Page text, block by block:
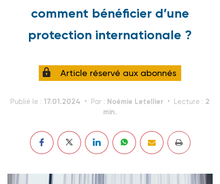
comment bénéficier d’une
protection internationale ?
Article réservé aux abonnés
Publié le : 17.01.2024 Par : Noémie Letellier Lecture : 2
min.